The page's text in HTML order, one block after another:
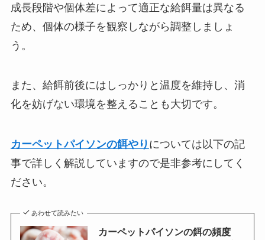
成長段階や個体差によって適正な給餌量は異なる
ため、個体の様子を観察しながら調整しましょ
う。
また、給餌前後にはしっかりと温度を維持し、消
化を妨げない環境を整えることも大切です。
カーペットパイソンの餌やり については以下の記
事で詳しく解説していますので是非参考にしてく
ださい。
あわせて読みたい
カーペットパイソンの餌の頻度